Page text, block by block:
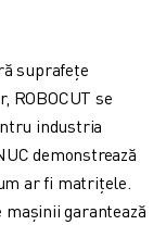
suprafețe
ROBOCUT se
industria
demonstrează
ar fi matrițele.
garantează